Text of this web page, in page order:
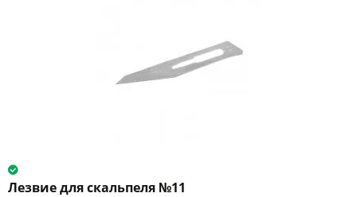
Лезвие для скальпеля №11